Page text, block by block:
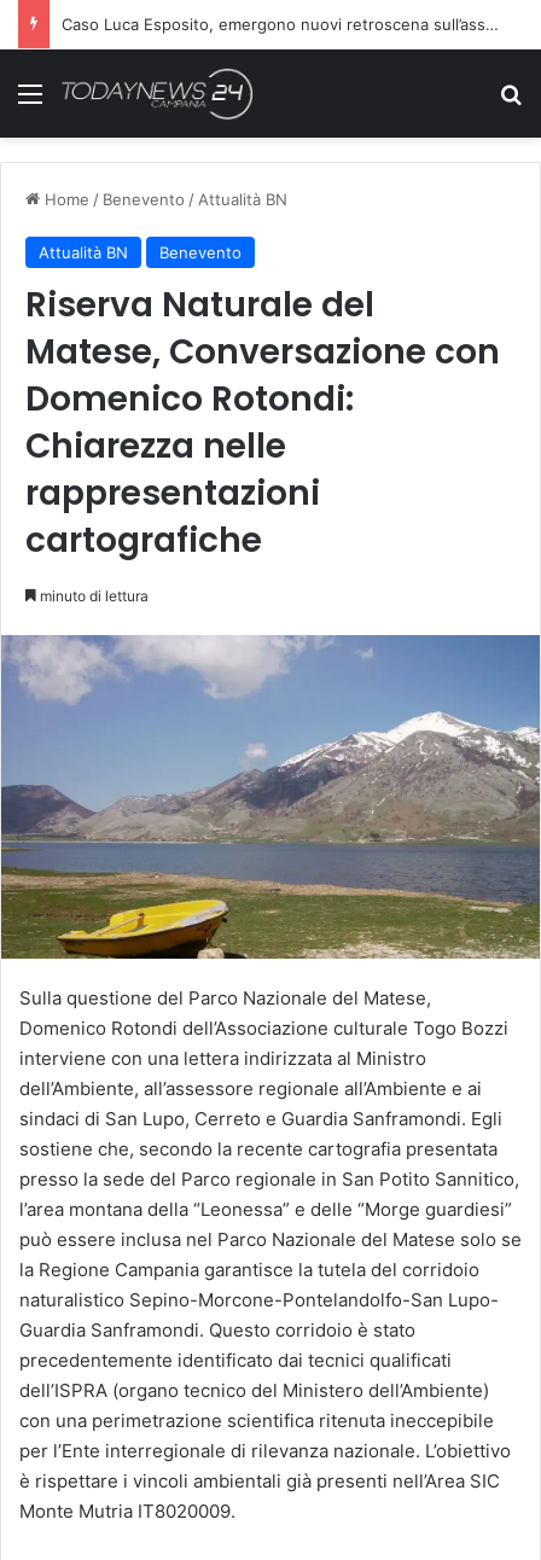
Caso Luca Esposito, emergono nuovi retroscena sull’assassino
Menu
Home / Benevento / Attualità BN
Attualità BN Benevento
Riserva Naturale del
Matese, Conversazione con
Domenico Rotondi:
Chiarezza nelle
rappresentazioni
cartografiche
minuto di lettura
Sulla questione del Parco Nazionale del Matese,
Domenico Rotondi dell’Associazione culturale Togo Bozzi
interviene con una lettera indirizzata al Ministro
dell’Ambiente, all’assessore regionale all’Ambiente e ai
sindaci di San Lupo, Cerreto e Guardia Sanframondi. Egli
sostiene che, secondo la recente cartografia presentata
presso la sede del Parco regionale in San Potito Sannitico,
l’area montana della “Leonessa” e delle “Morge guardiesi”
può essere inclusa nel Parco Nazionale del Matese solo se
la Regione Campania garantisce la tutela del corridoio
naturalistico Sepino-Morcone-Pontelandolfo-San Lupo-
Guardia Sanframondi. Questo corridoio è stato
precedentemente identificato dai tecnici qualificati
dell’ISPRA (organo tecnico del Ministero dell’Ambiente)
con una perimetrazione scientifica ritenuta ineccepibile
per l’Ente interregionale di rilevanza nazionale. L’obiettivo
è rispettare i vincoli ambientali già presenti nell’Area SIC
Monte Mutria IT8020009.